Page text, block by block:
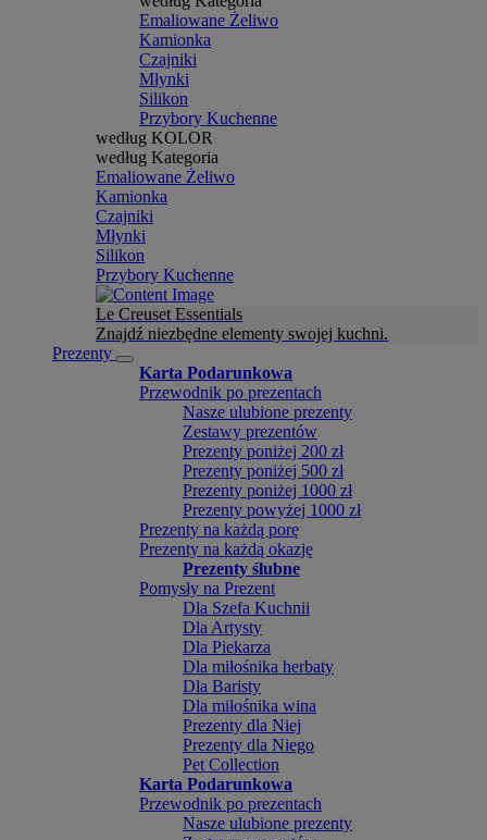
Emaliowane Żeliwo
Kamionka
Czajniki
Młynki
Silikon
Przybory Kuchenne
według KOLOR
według Kategoria
Emaliowane Żeliwo
Kamionka
Czajniki
Młynki
Silikon
Przybory Kuchenne
Le Creuset Essentials
Znajdź niezbędne elementy swojej kuchni.
Prezenty
Karta Podarunkowa
Przewodnik po prezentach
Nasze ulubione prezenty
Zestawy prezentów
Prezenty poniżej 200 zł
Prezenty poniżej 500 zł
Prezenty poniżej 1000 zł
Prezenty powyżej 1000 zł
Prezenty na każdą porę
Prezenty na każdą okazję
Prezenty ślubne
Pomysły na Prezent
Dla Szefa Kuchnii
Dla Artysty
Dla Piekarza
Dla miłośnika herbaty
Dla Baristy
Dla miłośnika wina
Prezenty dla Niej
Prezenty dla Niego
Pet Collection
Karta Podarunkowa
Przewodnik po prezentach
Nasze ulubione prezenty